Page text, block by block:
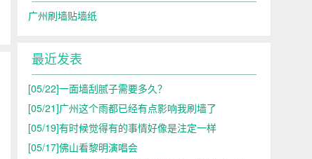
广州刷墙贴墙纸
最近发表
[05/22]一面墙刮腻子需要多久？
[05/21]广州这个雨都已经有点影响我刷墙了
[05/19]有时候觉得有的事情好像是注定一样
[05/17]佛山看黎明演唱会